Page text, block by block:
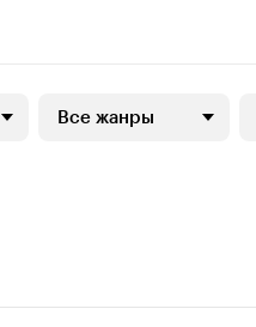
Все жанры